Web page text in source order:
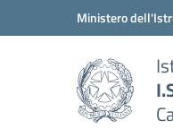
Vai ai contenuti
Vai al menu di navigazione
Ministero